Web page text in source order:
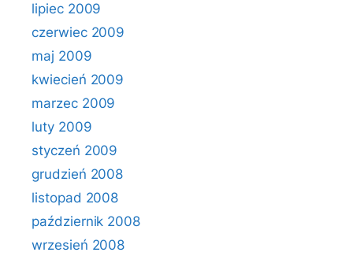
lipiec 2009
czerwiec 2009
maj 2009
kwiecień 2009
marzec 2009
luty 2009
styczeń 2009
grudzień 2008
listopad 2008
październik 2008
wrzesień 2008